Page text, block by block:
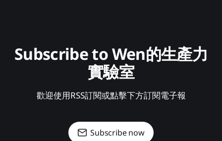
Subscribe to Wen的生產力
實驗室
歡迎使用RSS訂閱或點擊下方訂閱電子報
Subscribe now